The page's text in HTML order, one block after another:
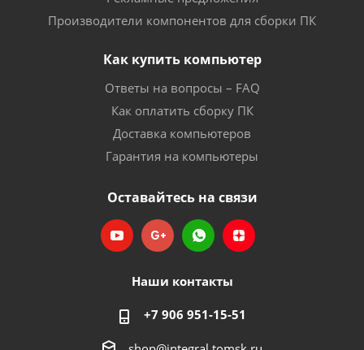
Производители компонентов для сборки ПК
Как купить компьютер
Ответы на вопросы – FAQ
Как оплатить сборку ПК
Доставка компьютеров
Гарантия на компьютеры
Оставайтесь на связи
Наши контакты
+7 906 951-15-51